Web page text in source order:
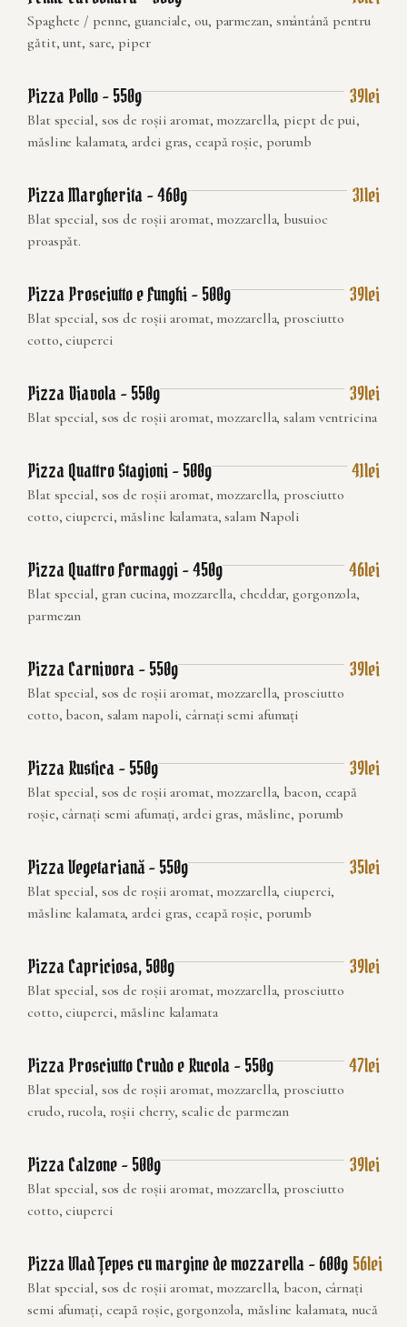
Spaghete / penne, guanciale, ou, parmezan, smântână pentru
gătit, unt, sare, piper
Pizza Pollo – 550g 39lei
Blat special, sos de roșii aromat, mozzarella, piept de pui,
măsline kalamata, ardei gras, ceapă roșie, porumb
Pizza Margherita – 460g 31lei
Blat special, sos de roșii aromat, mozzarella, busuioc
proaspăt.
Pizza Prosciutto e Funghi – 500g 39lei
Blat special, sos de roșii aromat, mozzarella, prosciutto
cotto, ciuperci
Pizza Diavola – 550g 39lei
Blat special, sos de roșii aromat, mozzarella, salam ventricina
Pizza Quattro Stagioni – 500g 41lei
Blat special, sos de roșii aromat, mozzarella, prosciutto
cotto, ciuperci, măsline kalamata, salam Napoli
Pizza Quattro Formaggi – 450g 46lei
Blat special, gran cucina, mozzarella, cheddar, gorgonzola,
parmezan
Pizza Carnivora – 550g 39lei
Blat special, sos de roșii aromat, mozzarella, prosciutto
cotto, bacon, salam napoli, cârnați semi afumați
Pizza Rustica – 550g 39lei
Blat special, sos de roșii aromat, mozzarella, bacon, ceapă
roșie, cârnați semi afumați, ardei gras, măsline, porumb
Pizza Vegetariană – 550g 35lei
Blat special, sos de roșii aromat, mozzarella, ciuperci,
măsline kalamata, ardei gras, ceapă roșie, porumb
Pizza Capriciosa, 500g 39lei
Blat special, sos de roșii aromat, mozzarella, prosciutto
cotto, ciuperci, măsline kalamata
Pizza Prosciutto Crudo e Rucola – 550g 47lei
Blat special, sos de roșii aromat, mozzarella, prosciutto
crudo, rucola, roșii cherry, scalie de parmezan
Pizza Calzone – 500g 39lei
Blat special, sos de roșii aromat, mozzarella, prosciutto
cotto, ciuperci
Pizza Vlad Țepes cu margine de mozzarella – 600g 56lei
Blat special, sos de roșii aromat, mozzarella, bacon, cârnați
semi afumați, ceapă roșie, gorgonzola, măsline kalamata, nucă